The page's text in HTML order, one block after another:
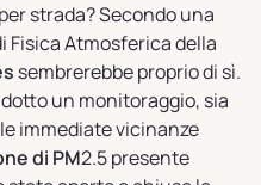
strada? Secondo una
Fisica Atmosferica della
sembrerebbe proprio di sì.
un monitoraggio, sia
immediate vicinanze
di PM2.5 presente